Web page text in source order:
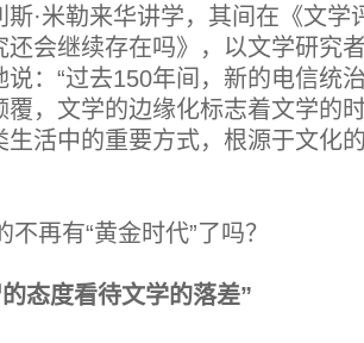
斯·米勒来华讲学，其间在《文学
还会继续存在吗》，以文学研究
说：“过去150年间，新的电信统
覆，文学的边缘化标志着文学的
生活中的重要方式，根源于文化
不再有“黄金时代”了吗？
态度看待文学的落差”